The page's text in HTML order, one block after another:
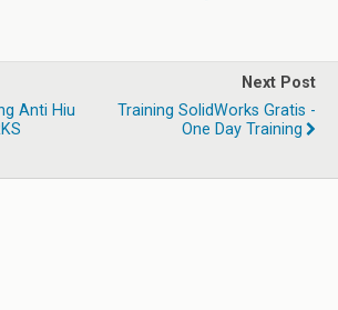
Anti Hiu
Next Post
Training SolidWorks Gratis -
One Day Training